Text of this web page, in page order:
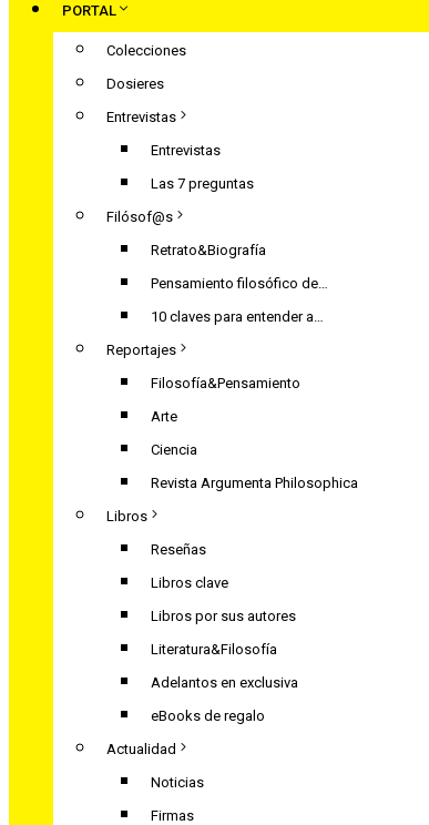
PORTAL
Colecciones
Dosieres
Entrevistas
Entrevistas
Las 7 preguntas
Filósof@s
Retrato&Biografía
Pensamiento filosófico de…
10 claves para entender a…
Reportajes
Filosofía&Pensamiento
Arte
Ciencia
Revista Argumenta Philosophica
Libros
Reseñas
Libros clave
Libros por sus autores
Literatura&Filosofía
Adelantos en exclusiva
eBooks de regalo
Actualidad
Noticias
Firmas